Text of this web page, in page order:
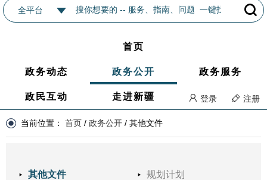
全平台
首页
政务动态 政务公开 政务服务
政民互动 走进新疆 登录 注册
当前位置： 首页 / 政务公开 / 其他文件
其他文件 规划计划